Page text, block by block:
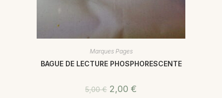
Marques Pages
BAGUE DE LECTURE PHOSPHORESCENTE
5,00€ 2,00 €